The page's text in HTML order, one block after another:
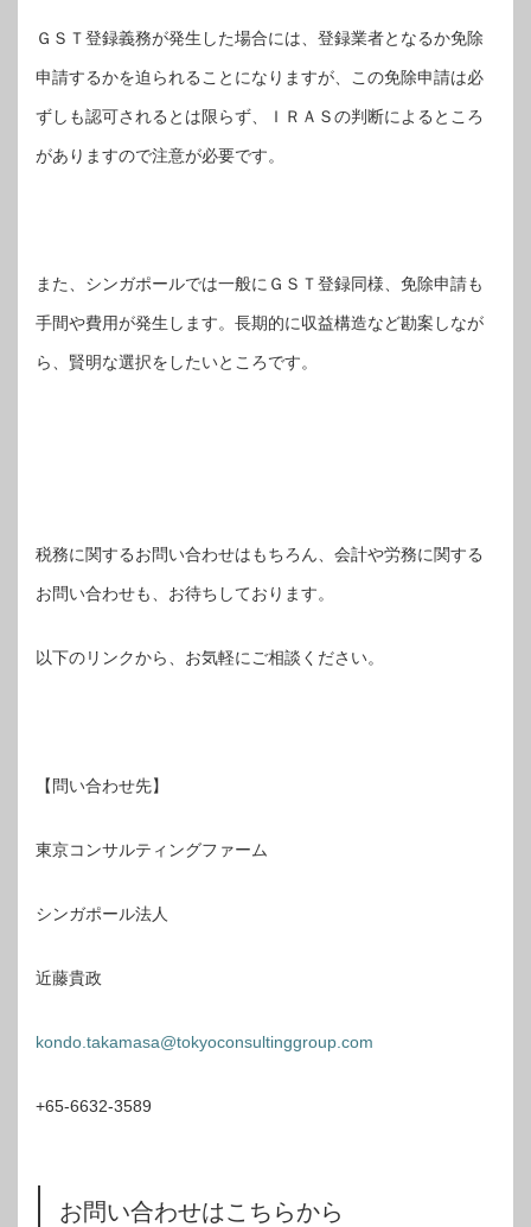
ＧＳＴ登録義務が発生した場合には、登録業者となるか免除
申請するかを迫られることになりますが、この免除申請は必
ずしも認可されるとは限らず、ＩＲＡＳの判断によるところ
がありますので注意が必要です。
また、シンガポールでは一般にＧＳＴ登録同様、免除申請も
手間や費用が発生します。長期的に収益構造など勘案しなが
ら、賢明な選択をしたいところです。
税務に関するお問い合わせはもちろん、会計や労務に関する
お問い合わせも、お待ちしております。
以下のリンクから、お気軽にご相談ください。
【問い合わせ先】
東京コンサルティングファーム
シンガポール法人
近藤貴政
kondo.takamasa@tokyoconsultinggroup.com
+65-6632-3589
お問い合わせはこちらから